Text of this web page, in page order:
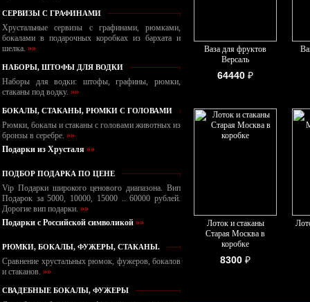
СЕРВИЗЫ С ГРАФИНАМИ
Хрустальные сервизы с графинами, рюмками,
бокалами в подарочных коробках из бархата и
шелка. »»
НАБОРЫ, ШТОФЫ ДЛЯ ВОДКИ
Наборы для водки: штофы, графины, рюмки,
стаканы под водку. »»
БОКАЛЫ, СТАКАНЫ, РЮМКИ С ГОЛОВАМИ
Рюмки, бокалы и стаканы с головами животных из
бронзы в серебре. »»
Подарки из Хрусталя »»
ПОДБОР ПОДАРКА ПО ЦЕНЕ
Vip Подарки широкого ценового диапазона. Вип
Подарок за 5000, 10000, 15000 .. 60000 рублей.
Дорогие вип подарки. »»
Подарки с Российской символикой »»
РЮМКИ, БОКАЛЫ, ФУЖЕРЫ, СТАКАНЫ.
Сравнение хрустальных рюмок, фужеров, бокалов
и стаканов. »»
СВАДЕБНЫЕ БОКАЛЫ, ФУЖЕРЫ
Ваза для фруктов
Версаль
64440 ₽
Лоток и стаканы
Старая Москва в
коробке
8300 ₽